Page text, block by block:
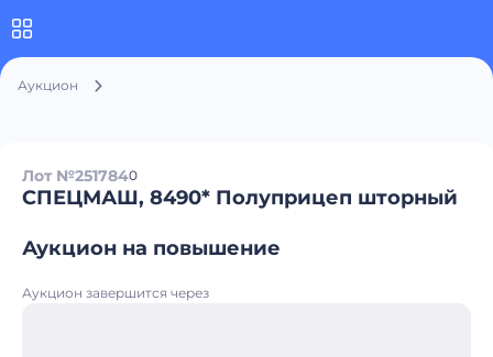
Аукцион
Лот №2517840
СПЕЦМАШ, 8490* Полуприцеп шторный
Аукцион на повышение
Аукцион завершится через